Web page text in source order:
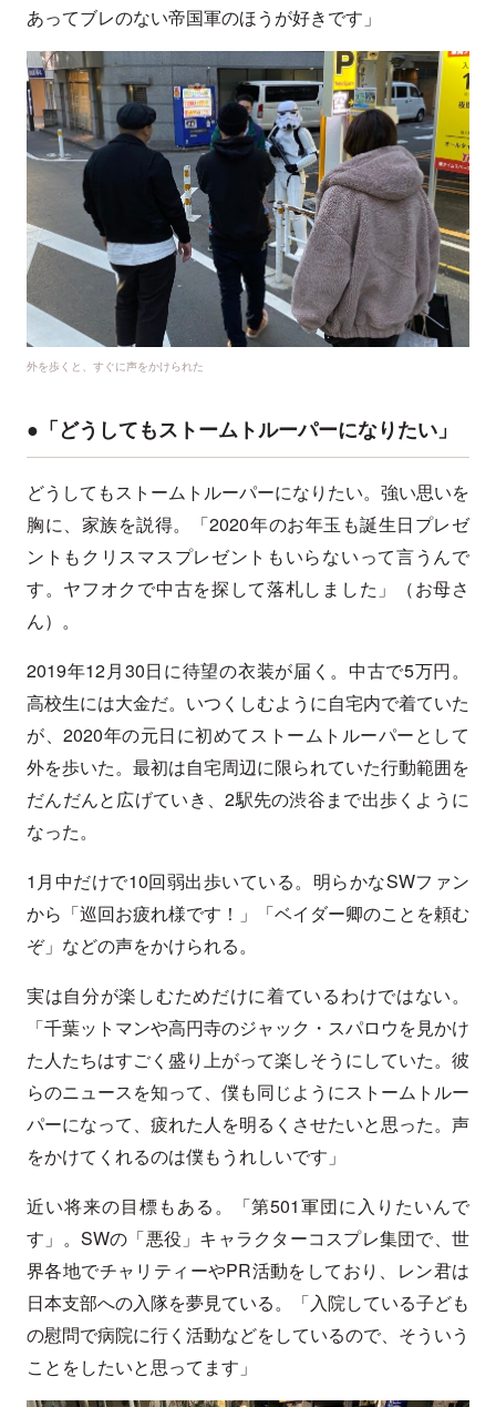
あってブレのない帝国軍のほうが好きです」
外を歩くと、すぐに声をかけられた
●「どうしてもストームトルーパーになりたい」
どうしてもストームトルーパーになりたい。強い思いを
胸に、家族を説得。「2020年のお年玉も誕生日プレゼ
ントもクリスマスプレゼントもいらないって言うんで
す。ヤフオクで中古を探して落札しました」（お母さ
ん）。
2019年12月30日に待望の衣装が届く。中古で5万円。
高校生には大金だ。いつくしむように自宅内で着ていた
が、2020年の元日に初めてストームトルーパーとして
外を歩いた。最初は自宅周辺に限られていた行動範囲を
だんだんと広げていき、2駅先の渋谷まで出歩くように
なった。
1月中だけで10回弱出歩いている。明らかなSWファン
から「巡回お疲れ様です！」「ベイダー卿のことを頼む
ぞ」などの声をかけられる。
実は自分が楽しむためだけに着ているわけではない。
「千葉ットマンや高円寺のジャック・スパロウを見かけ
た人たちはすごく盛り上がって楽しそうにしていた。彼
らのニュースを知って、僕も同じようにストームトルー
パーになって、疲れた人を明るくさせたいと思った。声
をかけてくれるのは僕もうれしいです」
近い将来の目標もある。「第501軍団に入りたいんで
す」。SWの「悪役」キャラクターコスプレ集団で、世
界各地でチャリティーやPR活動をしており、レン君は
日本支部への入隊を夢見ている。「入院している子ども
の慰問で病院に行く活動などをしているので、そういう
ことをしたいと思ってます」